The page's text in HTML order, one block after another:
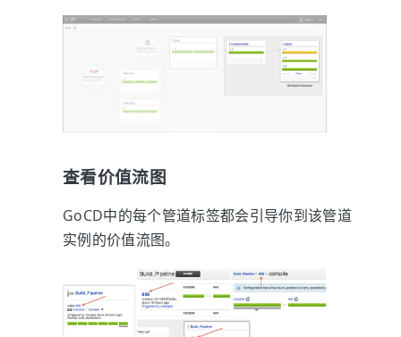
查看价值流图
GoCD中的每个管道标签都会引导你到该管道
实例的价值流图。